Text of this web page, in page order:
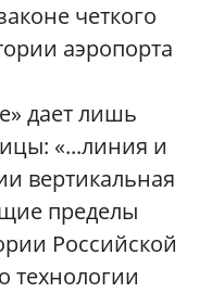
четкого
аэропорта
дает лишь
«...линия и
вертикальная
пределы
Российской
технологии